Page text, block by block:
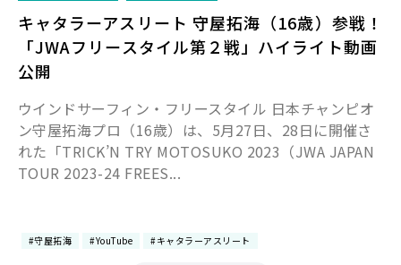
キャタラーアスリート 守屋拓海（16歳）参戦！
「JWAフリースタイル第２戦」ハイライト動画
公開
ウインドサーフィン・フリースタイル 日本チャンピオ
ン守屋拓海プロ（16歳）は、5月27日、28日に開催さ
れた「TRICK’N TRY MOTOSUKO 2023（JWA JAPAN
TOUR 2023-24 FREES...
#守屋拓海 #YouTube #キャタラーアスリート